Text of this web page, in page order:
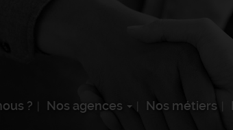
? Nos agences Nos métiers